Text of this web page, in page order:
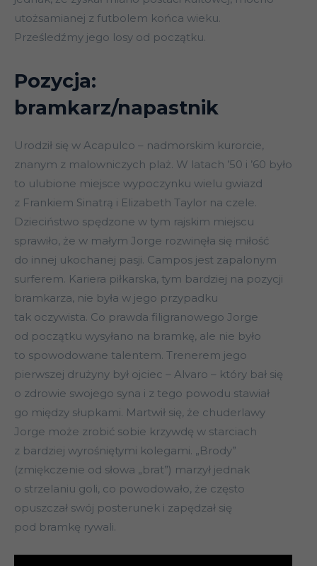
utożsamianej z futbolem końca wieku.
Prześledźmy jego losy od początku.
Pozycja:
bramkarz/napastnik
Urodził się w Acapulco – nadmorskim kurorcie,
znanym z malowniczych plaż. W latach ’50 i ’60 było
to ulubione miejsce wypoczynku wielu gwiazd
z Frankiem Sinatrą i Elizabeth Taylor na czele.
Dzieciństwo spędzone w tym rajskim miejscu
sprawiło, że w małym Jorge rozwinęła się miłość
do innej ukochanej pasji. Campos jest zapalonym
surferem. Kariera piłkarska, tym bardziej na pozycji
bramkarza, nie była w jego przypadku
tak oczywista. Co prawda filigranowego Jorge
od początku wysyłano na bramkę, ale nie było
to spowodowane talentem. Trenerem jego
pierwszej drużyny był ojciec – Alvaro – który bał się
o zdrowie swojego syna i z tego powodu stawiał
go między słupkami. Martwił się, że chuderlawy
Jorge może zrobić sobie krzywdę w starciach
z bardziej wyrośniętymi kolegami. „Brody”
(zmiękczenie od słowa „brat”) marzył jednak
o strzelaniu goli, co powodowało, że często
opuszczał swój posterunek i zapędzał się
pod bramkę rywali.